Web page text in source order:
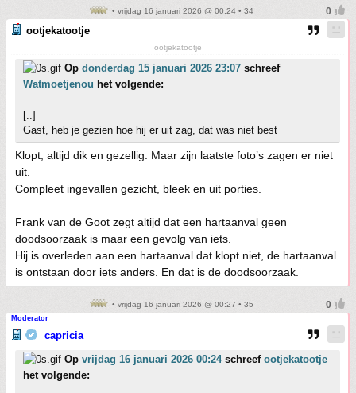
• vrijdag 16 januari 2026 @ 00:24 • 34
ootjekatootje
ootjekatootje
Op donderdag 15 januari 2026 23:07 schreef
Watmoetjenou het volgende:
[..]
Gast, heb je gezien hoe hij er uit zag, dat was niet best
Klopt, altijd dik en gezellig. Maar zijn laatste foto’s zagen er niet
uit.
Compleet ingevallen gezicht, bleek en uit porties.
Frank van de Goot zegt altijd dat een hartaanval geen
doodsoorzaak is maar een gevolg van iets.
Hij is overleden aan een hartaanval dat klopt niet, de hartaanval
is ontstaan door iets anders. En dat is de doodsoorzaak.
• vrijdag 16 januari 2026 @ 00:27 • 35
Moderator
capricia
Op vrijdag 16 januari 2026 00:24schreef ootjekatootje
het volgende: